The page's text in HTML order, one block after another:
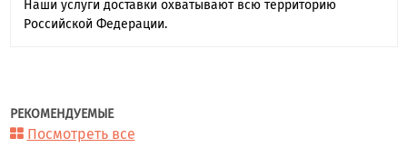
Наши услуги доставки охватывают всю территорию
Российской Федерации.
РЕКОМЕНДУЕМЫЕ
Посмотреть все